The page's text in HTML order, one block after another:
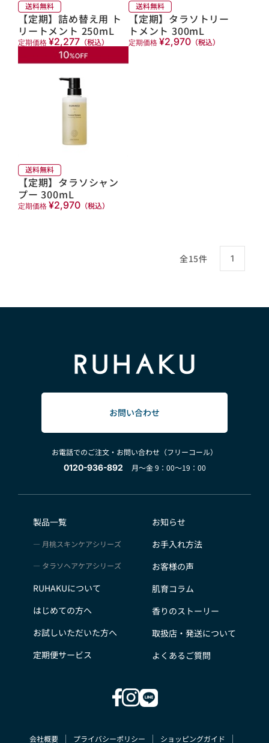
【定期】詰め替え用 ト
リートメント 250mL
定期価格 ¥2,277 （税込）
【定期】タラソトリー
トメント 300mL
定期価格 ¥2,970 （税込）
【定期】タラソシャン
プー 300mL
定期価格 ¥2,970 （税込）
全15件 1
お問い合わせ
お電話でのご注文・お問い合わせ（フリーコール）
0120-936-892
月～金 9：00～19：00
製品一覧
月桃スキンケアシリーズ
タラソヘアケアシリーズ
RUHAKUについて
はじめての方へ
お試しいただいた方へ
定期便サービス
お知らせ
お手入れ方法
お客様の声
肌育コラム
香りのストーリー
取扱店・発送について
よくあるご質問
会社概要 プライバシーポリシー
ショッピングガイド